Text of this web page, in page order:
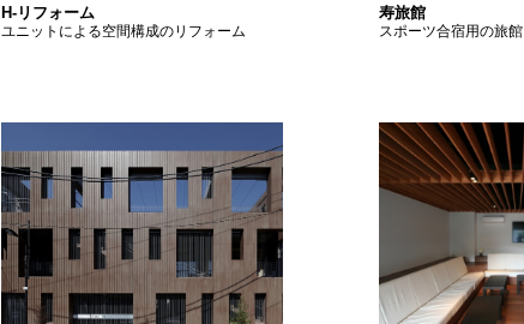
H-リフォーム
ユニットによる空間構成のリフォーム
寿旅館
スポーツ合宿用の旅館